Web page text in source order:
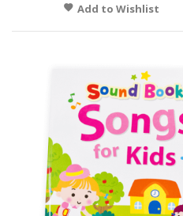
Add to Wishlist